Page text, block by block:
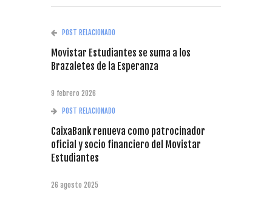
POST RELACIONADO
Movistar Estudiantes se suma a los
Brazaletes de la Esperanza
9 febrero 2026
POST RELACIONADO
CaixaBank renueva como patrocinador
oficial y socio financiero del Movistar
Estudiantes
26 agosto 2025